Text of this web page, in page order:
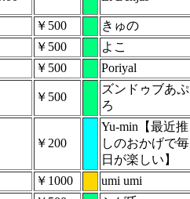
￥500 きゅの
￥500 よこ
￥500 Poriyal
￥500
ズンドゥブあぷ
ろ
￥200
Yu-min【最近推
しのおかげで毎
日が楽しい】
￥1000 umi umi